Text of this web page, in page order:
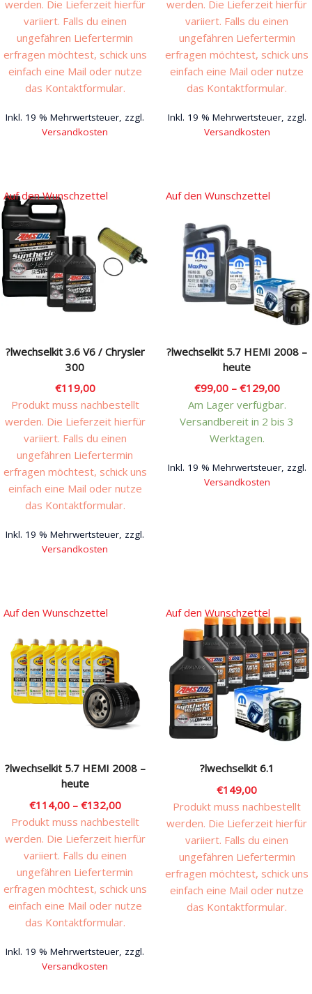
werden. Die Lieferzeit hierfür
variiert. Falls du einen
ungefähren Liefertermin
erfragen möchtest, schick uns
einfach eine Mail oder nutze
das Kontaktformular.
Inkl. 19 % Mehrwertsteuer, zzgl.
Versandkosten
werden. Die Lieferzeit hierfür
variiert. Falls du einen
ungefähren Liefertermin
erfragen möchtest, schick uns
einfach eine Mail oder nutze
das Kontaktformular.
Inkl. 19 % Mehrwertsteuer, zzgl.
Versandkosten
?lwechselkit 3.6 V6 / Chrysler
300
€119,00
Produkt muss nachbestellt
werden. Die Lieferzeit hierfür
variiert. Falls du einen
ungefähren Liefertermin
erfragen möchtest, schick uns
einfach eine Mail oder nutze
das Kontaktformular.
Inkl. 19 % Mehrwertsteuer, zzgl.
Versandkosten
Auf den Wunschzettel
?lwechselkit 5.7 HEMI 2008 –
heute
€99,00– €129,00
Am Lager verfügbar.
Versandbereit in 2 bis 3
Werktagen.
Inkl. 19 % Mehrwertsteuer, zzgl.
Versandkosten
Optionen
können
auf
der
Produktseite
gewählt
werden
Auf den Wunschzettel
?lwechselkit 5.7 HEMI 2008 –
heute
€114,00– €132,00
Produkt muss nachbestellt
werden. Die Lieferzeit hierfür
variiert. Falls du einen
ungefähren Liefertermin
erfragen möchtest, schick uns
einfach eine Mail oder nutze
das Kontaktformular.
Inkl. 19 % Mehrwertsteuer, zzgl.
Versandkosten
Auf den Wunschzettel
?lwechselkit 6.1
€149,00
Produkt muss nachbestellt
werden. Die Lieferzeit hierfür
variiert. Falls du einen
ungefähren Liefertermin
erfragen möchtest, schick uns
einfach eine Mail oder nutze
das Kontaktformular.
Auf den Wunschzettel